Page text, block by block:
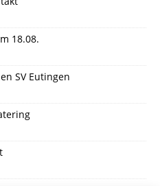
18.08.
SV Eutingen